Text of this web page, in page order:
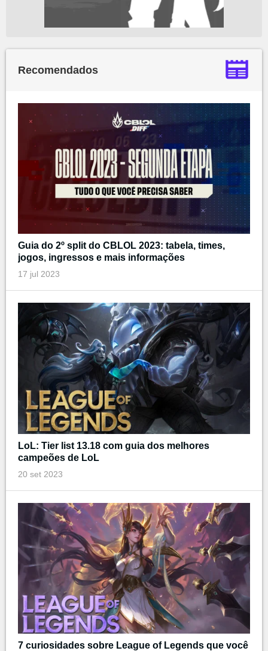
Recomendados
Guia do 2º split do CBLOL 2023: tabela, times,
jogos, ingressos e mais informações
17 jul 2023
LoL: Tier list 13.18 com guia dos melhores
campeões de LoL
20 set 2023
7 curiosidades sobre League of Legends que você